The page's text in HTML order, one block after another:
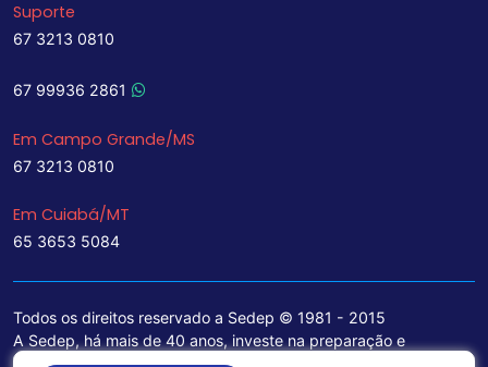
Suporte
67 3213 0810
67 99936 2861
Em Campo Grande/MS
67 3213 0810
Em Cuiabá/MT
65 3653 5084
Todos os direitos reservado a Sedep © 1981 - 2015
A Sedep, há mais de 40 anos, investe na preparação e